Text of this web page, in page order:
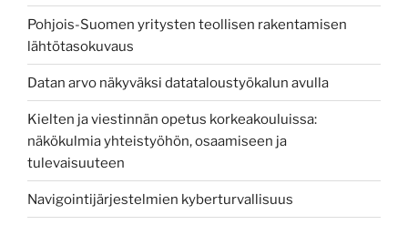
Pohjois-Suomen yritysten teollisen rakentamisen
lähtötasokuvaus
Datan arvo näkyväksi datataloustyökalun avulla
Kielten ja viestinnän opetus korkeakouluissa:
näkökulmia yhteistyöhön, osaamiseen ja
tulevaisuuteen
Navigointijärjestelmien kyberturvallisuus